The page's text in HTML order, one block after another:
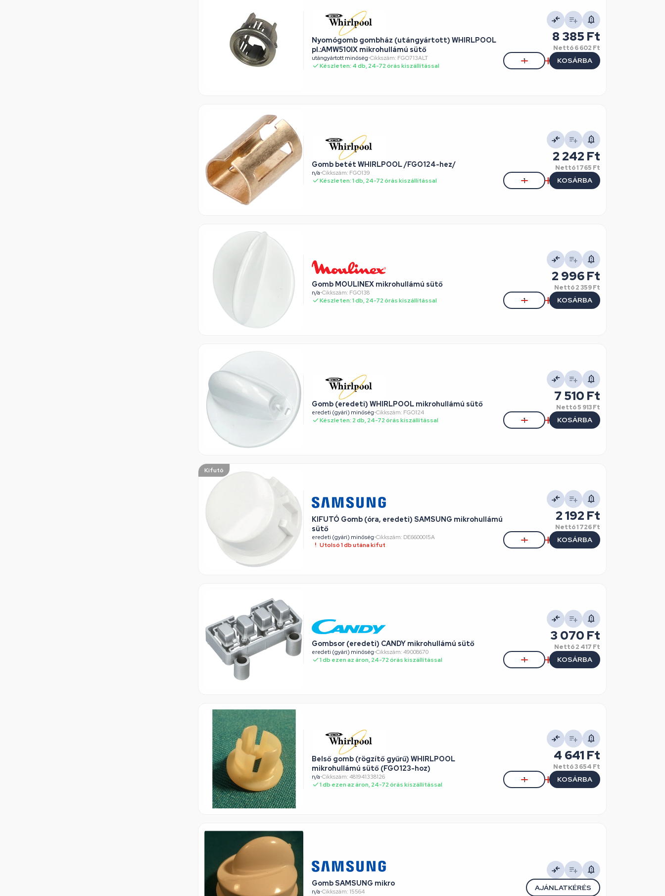
Nyomógomb gombház (utángyártott) WHIRLPOOL
pl.:AMW510IX mikrohullámú sütő
utángyártott minőség•Cikkszám: FGO713ALT
Készleten: 4 db, 24-72 órás kiszállítással
8 385 Ft
Nettó6 602 Ft
KOSÁRBA
Gomb betét WHIRLPOOL /FGO124-hez/
n/a•Cikkszám: FGO139
Készleten: 1 db, 24-72 órás kiszállítással
2 242 Ft
Nettó1 765 Ft
KOSÁRBA
Gomb MOULINEX mikrohullámú sütő
n/a•Cikkszám: FGO138
Készleten: 1 db, 24-72 órás kiszállítással
2 996 Ft
Nettó2 359 Ft
KOSÁRBA
Gomb (eredeti) WHIRLPOOL mikrohullámú sütő
eredeti (gyári) minőség•Cikkszám: FGO124
Készleten: 2 db, 24-72 órás kiszállítással
7 510 Ft
Nettó5 913 Ft
KOSÁRBA
Kifutó
KIFUTÓ Gomb (óra, eredeti) SAMSUNG mikrohullámú
sütő
eredeti (gyári) minőség•Cikkszám: DE6600015A
Utolsó 1 db utána kifut
2 192 Ft
Nettó1 726 Ft
KOSÁRBA
Gombsor (eredeti) CANDY mikrohullámú sütő
eredeti (gyári) minőség•Cikkszám: 49008670
1 db ezen az áron, 24-72 órás kiszállítással
3 070 Ft
Nettó2 417 Ft
KOSÁRBA
Belső gomb (rögzítő gyűrű) WHIRLPOOL
mikrohullámú sütő (FGO123-hoz)
n/a•Cikkszám: 481941338126
1 db ezen az áron, 24-72 órás kiszállítással
4 641 Ft
Nettó3 654 Ft
KOSÁRBA
Gomb SAMSUNG mikro
n/a•Cikkszám: 15564 AJÁNLATKÉRÉS